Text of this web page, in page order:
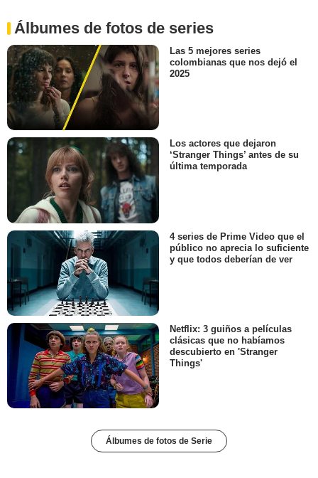
Álbumes de fotos de series
Las 5 mejores series
colombianas que nos dejó el
2025
Los actores que dejaron
‘Stranger Things’ antes de su
última temporada
4 series de Prime Video que el
público no aprecia lo suficiente
y que todos deberían de ver
Netflix: 3 guiños a películas
clásicas que no habíamos
descubierto en 'Stranger
Things'
Álbumes de fotos de Serie